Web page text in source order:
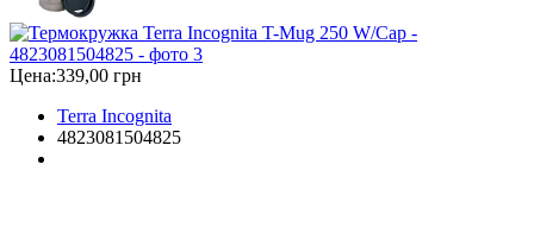
Цена:339,00 грн
Terra Incognita
4823081504825